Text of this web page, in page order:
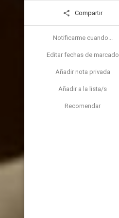
Compartir
Notificarme cuando...
Editar fechas de marcado
Añadir nota privada
Añadir a la lista/s
Recomendar